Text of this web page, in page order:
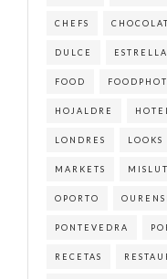
CHEFS
DULCE
FOOD
HOJALDRE HOTEL
LONDRES LOOKS
MARKETS
OPORTO
PONTEVEDRA
RECETAS